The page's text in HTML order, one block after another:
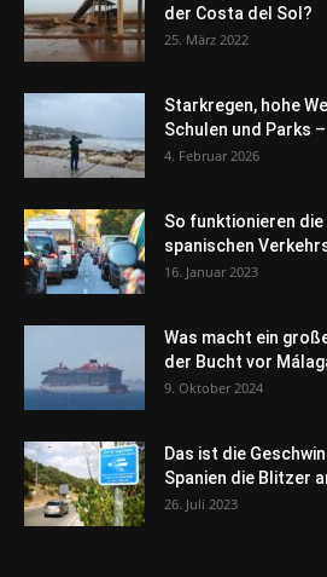
der Costa del Sol?
25. März 2022
Starkregen, hohe
Schulen und Parks
4. Februar 2026
So funktionieren
spanischen
16. Januar 2023
Was macht ein
der Bucht vor
9. Oktober 2024
Das ist die
Spanien die Blitzer
26. Juli 2023